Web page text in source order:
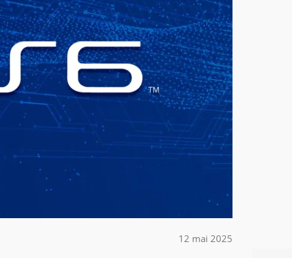
12 mai 2025